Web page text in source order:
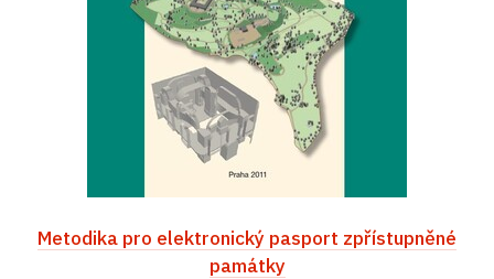
Metodika pro elektronický pasport zpřístupněné
památky